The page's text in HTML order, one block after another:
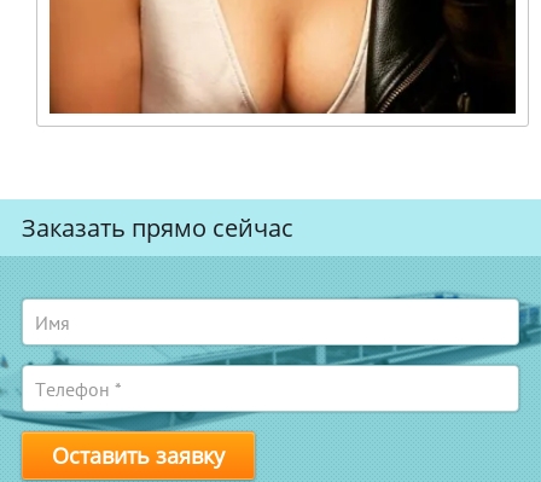
Заказать прямо сейчас
Оставить заявку